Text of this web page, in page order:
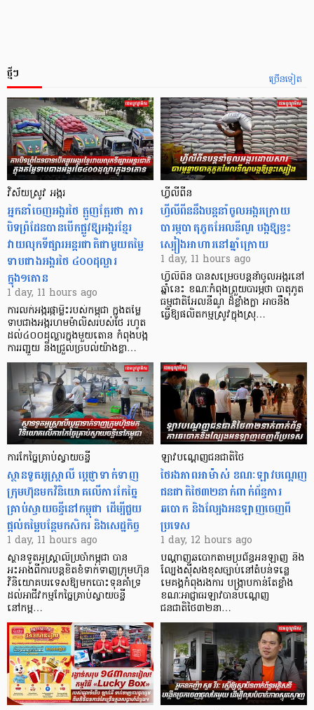
ច្រើនទៀត
ថ្មីៗ
វិស័យស្រូវ អង្ករ
អ្នកនាំចេញអង្ករថៃ ត្អូញត្អែរថា ការ
បិទព្រំដែនបានបើកផ្លូវឱ្យអង្ករខ្មែរ
វាយលុកទីផ្សារអន្តរជាតិជាមួយតម្លៃ
ទាបជាងអង្ករថៃ ៤០០ដុល្លារ
ក្នុង១តោន
1 day, 11 hours ago
ការលក់អង្ករផ្កាម្លិះរបស់កម្ពុជា ក្នុងតម្លៃ
ទាបជាងអង្ករហមម៉ាលិសរបស់ថៃ រហូត
ដល់៤០០ដុល្លារក្នុងមួយតោន កំពុងបង្ក
ការរញ្ជួយ និងជ្រួលច្របល់យ៉ាងខ្លា…
ហ្វីលីពីន
ហ្វីលីពីននឹងបន្តនាំចូលអង្ករក្រោយ
បារម្ភបាតុភូតអែលនីណូ បង្កឱ្យខ្វះ
ស្បៀងអាហារនៅឆ្នាំក្រោយ
1 day, 11 hours ago
ហ្វីលីពីន បាន​សម្រេចបន្តនាំចូលអង្ករនៅ
ឆ្នាំនេះ ខណៈកំពុងព្រួយបារម្ភថា បាតុភូត
ធម្មជាតិអែលនីណូ ដ៏ខ្លាំងក្លា​ អាចនឹង
ធ្វើឱ្យផលិតកម្មស្រូវក្នុងស្រុ…
ការកែច្នៃគ្រាប់ស្វាយចន្ទី
ស្ថានទូតអូស្ត្រាលី ប្តេជ្ញាទាក់ទាញ
ក្រុមហ៊ុនមក​វិនិយោគលើការកែច្នៃ
គ្រាប់ស្វាយចន្ទីនៅកម្ពុជា ដើម្បីជួយ
ផ្តល់តម្លៃបន្ថែមកសិករ និងសេដ្ឋកិច្ច
1 day, 11 hours ago
ស្ថានទូតអូស្ត្រាលីប្រចាំកម្ពុជា បាន
អះអាងពីការបន្តខិតខំទាក់ទាញក្រុមហ៊ុន
វិនិយោគបរទេសឱ្យមកបោះទុនគាំទ្រ
ដល់អាជីវកម្មកែច្នៃគ្រាប់ស្វាយចន្ទី
នៅកម្ព…
ឡាវបណ្តេញជនជាតិថៃ
ថៃរងភាពអាម៉ាស់ ខណៈឡាវបណ្តេញ
ជនជាតិថៃ៣២នាក់ពាក់ព័ន្ធការ
ឆបោក និងល្បែងអនឡាញចេញពី
ប្រទេស
1 day, 12 hours ago
បណ្តាញឆបោកតាមប្រព័ន្ធអនឡាញ និង
ល្បែងស៊ីសងខុសច្បាប់នៅតំបន់ទន្លេ
មេគង្គកំពុងរងការ បង្ក្រាប​កាន់តែខ្លាំង
ខណៈអាជ្ញាធរឡាវបានបណ្តេញ
ជនជាតិថៃ៣២នា…